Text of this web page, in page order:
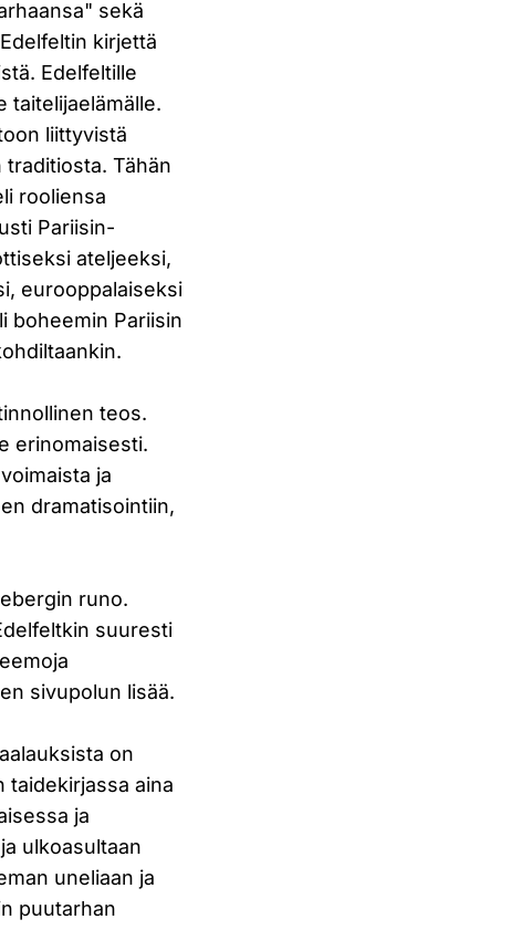
sekä
kirjettä
Edelfeltille
taitelijaelämälle.
liittyvistä
Tähän
rooliensa
Pariisin-
ateljeeksi,
eurooppalaiseksi
boheemin Pariisin
teos.
erinomaisesti.
ja
dramatisointiin,
runo.
suuresti
sivupolun lisää.
on
taidekirjassa aina
ja
ulkoasultaan
uneliaan ja
puutarhan